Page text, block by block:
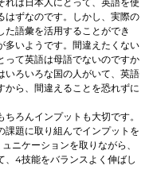
はずなのです。しかし、実際の
た語彙を活用することができ
多いようです。間違えたくない
って英語は母語でないのですか
いろいろな国の人がいて、英語
から、間違えることを恐れずに
ろんインプットも大切です。
課題に取り組んでインプットを
ニケーションを取りながら、
、4技能をバランスよく伸ばし